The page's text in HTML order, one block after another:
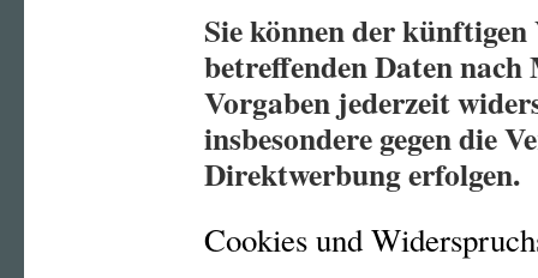
Sie können der
betreffenden Daten nach
Vorgaben jederzeit
insbesondere gegen die
Direktwerbung erfolgen.
Cookies und